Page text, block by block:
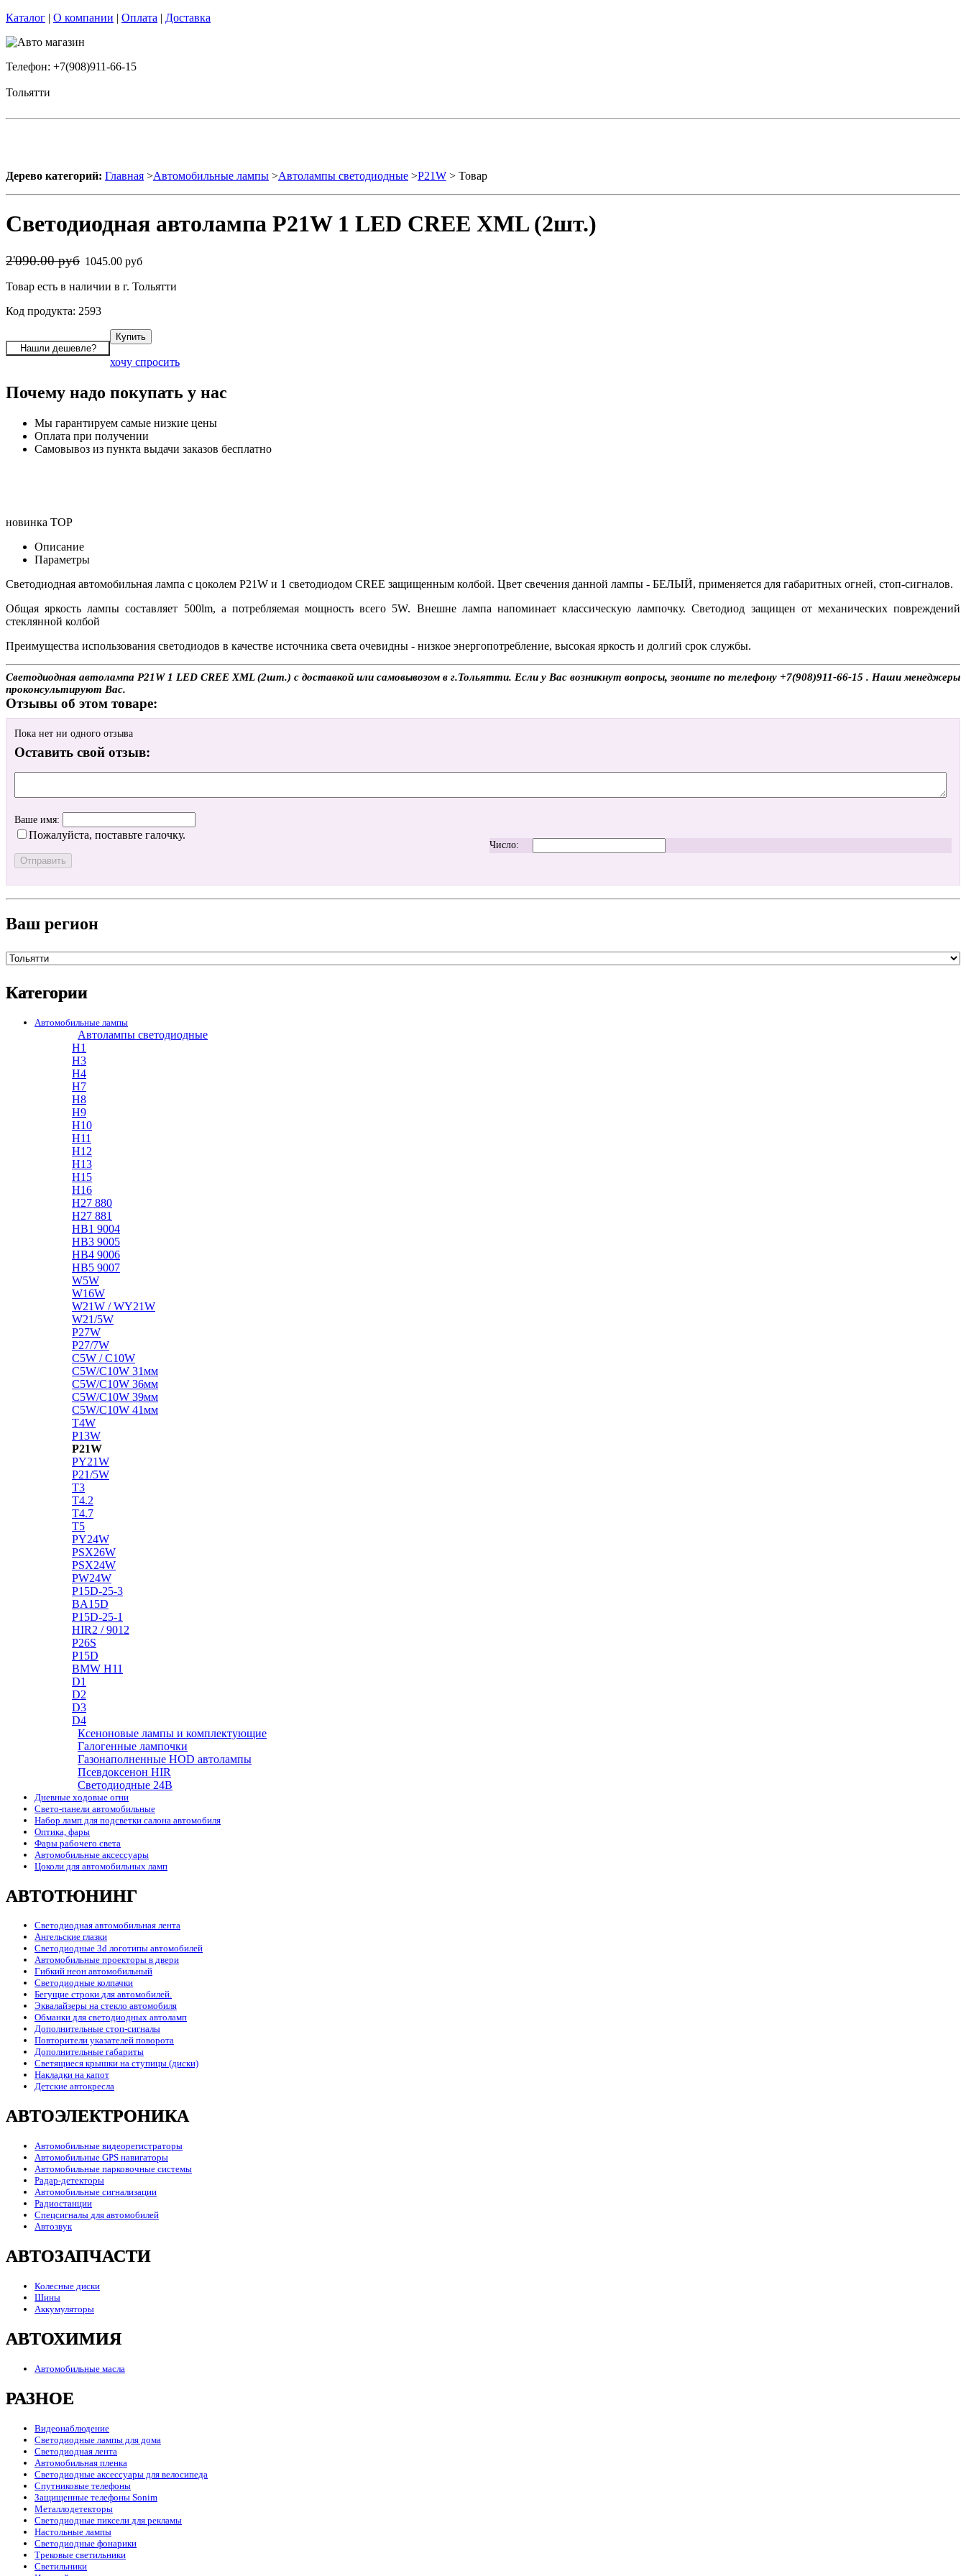
Каталог | О компании | Оплата | Доставка
Телефон: +7(908)911-66-15
Тольятти
Дерево категорий: Главная >Автомобильные лампы >Автолампы светодиодные >P21W > Товар
Светодиодная автолампа P21W 1 LED CREE XML (2шт.)
2'090.00 руб 1045.00 руб
Товар есть в наличии в г. Тольятти
Код продукта: 2593
хочу спросить
Почему надо покупать у нас
Мы гарантируем самые низкие цены
Оплата при получении
Самовывоз из пункта выдачи заказов бесплатно
новинка TOP
Описание
Параметры
Светодиодная автомобильная лампа с цоколем P21W и 1 светодиодом CREE защищенным колбой. Цвет свечения данной лампы - БЕЛЫЙ, применяется для габаритных огней, стоп-сигналов.
Общая яркость лампы составляет 500lm, а потребляемая мощность всего 5W. Внешне лампа напоминает классическую лампочку. Светодиод защищен от механических повреждений
стеклянной колбой
Преимущества использования светодиодов в качестве источника света очевидны - низкое энергопотребление, высокая яркость и долгий срок службы.
Светодиодная автолампа P21W 1 LED CREE XML (2шт.) с доставкой или самовывозом в г.Тольятти. Если у Вас возникнут вопросы, звоните по телефону +7(908)911-66-15 . Наши менеджеры
проконсультируют Вас.
Отзывы об этом товаре:
Пока нет ни одного отзыва
Оставить свой отзыв:
Ваше имя:
Пожалуйста, поставьте галочку.
Число:
Ваш регион
Категории
Автомобильные лампы
Автолампы светодиодные
H1
H3
H4
H7
H8
H9
H10
H11
H12
H13
H15
H16
H27 880
H27 881
HB1 9004
HB3 9005
HB4 9006
HB5 9007
W5W
W16W
W21W / WY21W
W21/5W
P27W
P27/7W
C5W / C10W
C5W/C10W 31мм
C5W/C10W 36мм
C5W/C10W 39мм
C5W/C10W 41мм
T4W
P13W
P21W
PY21W
P21/5W
T3
T4.2
T4.7
T5
PY24W
PSX26W
PSX24W
PW24W
P15D-25-3
BA15D
P15D-25-1
HIR2 / 9012
P26S
P15D
BMW H11
D1
D2
D3
D4
Ксеноновые лампы и комплектующие
Галогенные лампочки
Газонаполненные HOD автолампы
Псевдоксенон HIR
Cветодиодные 24B
Дневные ходовые огни
Свето-панели автомобильные
Набор ламп для подсветки салона автомобиля
Оптика, фары
Фары рабочего света
Автомобильные аксессуары
Цоколи для автомобильных ламп
АВТОТЮНИНГ
Светодиодная автомобильная лента
Ангельские глазки
Светодиодные 3d логотипы автомобилей
Автомобильные проекторы в двери
Гибкий неон автомобильный
Светодиодные колпачки
Бегущие строки для автомобилей.
Эквалайзеры на стекло автомобиля
Обманки для светодиодных автоламп
Дополнительные стоп-сигналы
Повторители указателей поворота
Дополнительные габариты
Светящиеся крышки на ступицы (диски)
Накладки на капот
Детские автокресла
АВТОЭЛЕКТРОНИКА
Автомобильные видеорегистраторы
Автомобильные GPS навигаторы
Автомобильные парковочные системы
Радар-детекторы
Автомобильные сигнализации
Радиостанции
Спецсигналы для автомобилей
Автозвук
АВТОЗАПЧАСТИ
Колесные диски
Шины
Аккумуляторы
АВТОХИМИЯ
Автомобильные масла
РАЗНОЕ
Видеонаблюдение
Светодиодные лампы для дома
Светодиодная лента
Автомобильная пленка
Светодиодные аксессуары для велосипеда
Спутниковые телефоны
Защищенные телефоны Sonim
Металлодетекторы
Светодиодные пиксели для рекламы
Настольные лампы
Светодиодные фонарики
Трековые светильники
Светильники